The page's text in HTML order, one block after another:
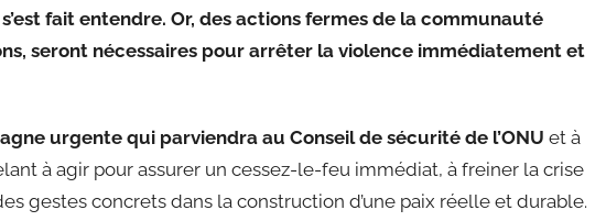
fait entendre. Or, des actions fermes de la communauté
seront nécessaires pour arrêter la violence immédiatement et
urgente qui parviendra au Conseil de sécurité de l’ONU et à
à agir pour assurer un cessez-le-feu immédiat, à freiner la crise
gestes concrets dans la construction d’une paix réelle et durable.